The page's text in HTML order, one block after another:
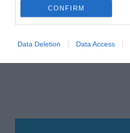
CONFIRM
Data Deletion Data Access